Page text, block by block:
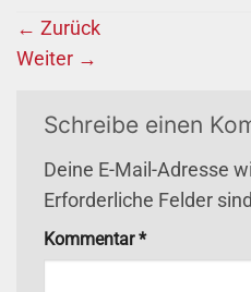
← Zurück
Weiter →
Schreibe einen
Deine E-Mail-Adresse
Erforderliche Felder
Kommentar*